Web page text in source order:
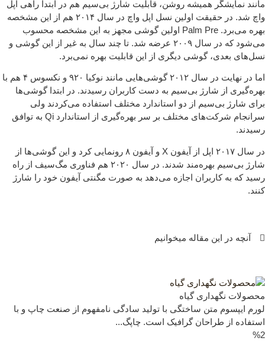
نمایشگر همیشه روشن، قابلیت شارژ بی‌سیم هم در ابتدا راهی اپل
واچ شد. در حقیقت اولین نسل اپل واچ در سال ۲۰۱۴ هم از این مشخصه
بهره می‌برد. Palm Pre اولین گوشی مجهز به این مشخصه محسوب
می‌شود که در سال ۲۰۰۹ عرضه شد. تا چند سال به غیر از این گوشی و
بعدی، گوشی دیگری از این قابلیت بهره نمی‌برد.
اما در نهایت در سال ۲۰۱۲ گوشی‌هایی مانند نوکیا ۹۲۰ و نکسوس ۴ هم با
از شارژ بی‌سیم به دست کاربران رسیدند. در ابتدا گوشی‌ها
شارژ بی‌سیم از دو استاندارد مختلف استفاده می‌کردند ولی
سرانجام شرکت‌های مختلف بر سر بهره‌گیری از استاندارد Qi به توافق
در سال ۲۰۱۷ اپل از آیفون X و آیفون ۸ رونمایی کرد و این گوشی‌ها از
شارژ بی‌سیم بهره‌مند شدند. در سال ۲۰۲۰ هم فناوری مگ‌سیف از راه
که به کاربران اجازه می‌دهد به صورت مگنتی آیفون خود را شارژ
آنچه در این مقاله میخوانیم
نگهداری گیاه
ایپسوم متن ساختگی با تولید سادگی نامفهوم از صنعت چاپ و با
از طراحان گرافیک است. چاپگ...